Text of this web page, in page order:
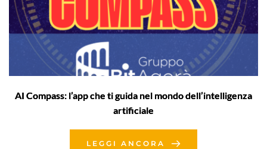
AI Compass: l’app che ti guida nel mondo dell’intelligenza
artificiale
LEGGI ANCORA